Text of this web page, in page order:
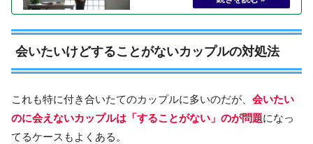
会いたいけどすることがないカップルの対処法
これも特に付き合いたてのカップルに多いのだが、 会いたい
のに会えないカップルは「することがない」のが問題になっ
てるケースもよくある。